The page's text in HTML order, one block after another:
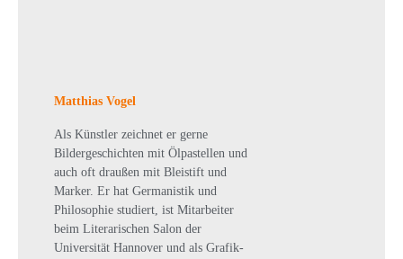
Matthias Vogel
Als Künstler zeichnet er gerne
Bildergeschichten mit Ölpastellen und
auch oft draußen mit Bleistift und
Marker. Er hat Germanistik und
Philosophie studiert, ist Mitarbeiter
beim Literarischen Salon der
Universität Hannover und als Grafik-